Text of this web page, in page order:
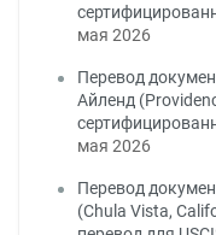
мая 2026
Перевод
Айленд
мая 2026
Перевод
(Chula Vista,